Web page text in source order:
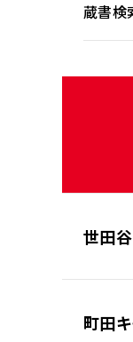
蔵書検
世田
町田